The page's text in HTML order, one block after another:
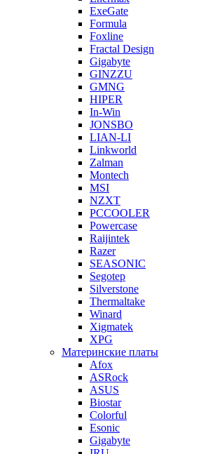
ExeGate
Formula
Foxline
Fractal Design
Gigabyte
GINZZU
GMNG
HIPER
In-Win
JONSBO
LIAN-LI
Linkworld
Zalman
Montech
MSI
NZXT
PCCOOLER
Powercase
Raijintek
Razer
SEASONIC
Segotep
Silverstone
Thermaltake
Winard
Xigmatek
XPG
Материнские платы
Afox
ASRock
ASUS
Biostar
Colorful
Esonic
Gigabyte